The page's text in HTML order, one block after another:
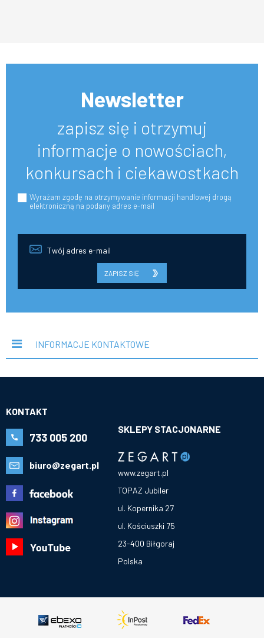
Newsletter
zapisz się i otrzymuj
informacje o nowościach,
konkursach i ciekawostkach
Wyrażam zgodę na otrzymywanie informacji handlowej drogą
elektroniczną na podany adres e-mail
ZAPISZ SIĘ
INFORMACJE KONTAKTOWE
KONTAKT
733 005 200
biuro@zegart.pl
SKLEPY STACJONARNE
www.zegart.pl
TOPAZ Jubiler
ul. Kopernika 27
ul. Kościuszki 75
23-400 Biłgoraj
Polska